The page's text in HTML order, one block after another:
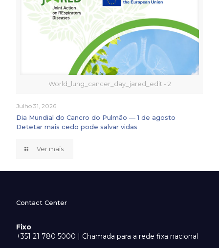
World_lung_cancer_day_jared_edit - 2
Julho 31, 2026
Dia Mundial do Cancro do Pulmão — 1 de agosto
Detetar mais cedo pode salvar vidas
Ver mais
Contact Center
Fixo
+351 21 780 5000 | Chamada para a rede fixa nacional